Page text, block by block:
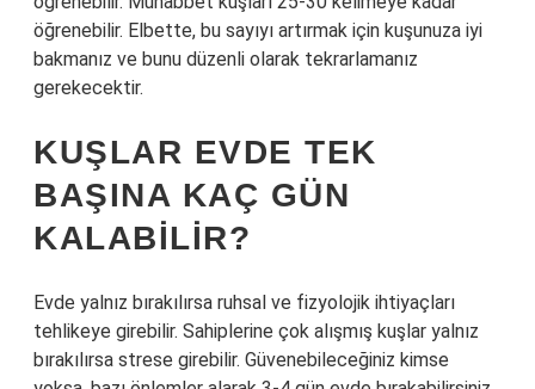
öğrenebilir. Elbette, bu sayıyı artırmak için kuşunuza iyi
bakmanız ve bunu düzenli olarak tekrarlamanız
gerekecektir.
KUŞLAR EVDE TEK
BAŞINA KAÇ GÜN
KALABILIR?
Evde yalnız bırakılırsa ruhsal ve fizyolojik ihtiyaçları
tehlikeye girebilir. Sahiplerine çok alışmış kuşlar yalnız
bırakılırsa strese girebilir. Güvenebileceğiniz kimse